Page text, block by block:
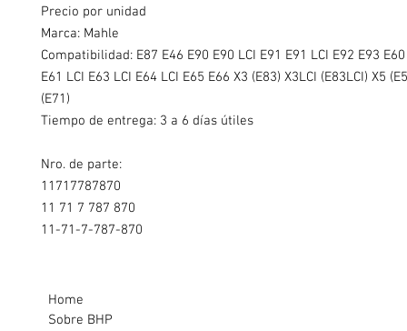
Precio por unidad
Marca: Mahle
Compatibilidad: E87 E46 E90 E90 LCI E91 E91 LCI E92 E93
E61 LCI E63 LCI E64 LCI E65 E66 X3 (E83) X3LCI (E83LCI) X5
(E71)
Tiempo de entrega: 3 a 6 días útiles
Nro. de parte:
11717787870
11 71 7 787 870
11-71-7-787-870
Home
Sobre BHP